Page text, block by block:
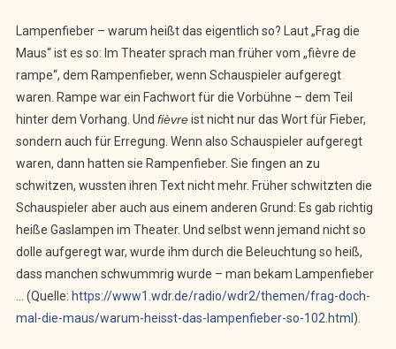
Lampenfieber – warum heißt das eigentlich so? Laut „Frag die
Maus“ ist es so: Im Theater sprach man früher vom „fièvre de
rampe“, dem Rampenfieber, wenn Schauspieler aufgeregt
waren. Rampe war ein Fachwort für die Vorbühne – dem Teil
hinter dem Vorhang. Und fièvreist nicht nur das Wort für Fieber,
sondern auch für Erregung. Wenn also Schauspieler aufgeregt
waren, dann hatten sie Rampenfieber. Sie fingen an zu
schwitzen, wussten ihren Text nicht mehr. Früher schwitzten die
Schauspieler aber auch aus einem anderen Grund: Es gab richtig
heiße Gaslampen im Theater. Und selbst wenn jemand nicht so
dolle aufgeregt war, wurde ihm durch die Beleuchtung so heiß,
dass manchen schwummrig wurde – man bekam Lampenfieber
… (Quelle: https://www1.wdr.de/radio/wdr2/themen/frag-doch-
mal-die-maus/warum-heisst-das-lampenfieber-so-102.html ).